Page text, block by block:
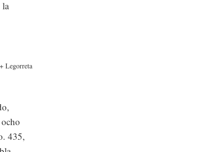
la
Legorreta
435,